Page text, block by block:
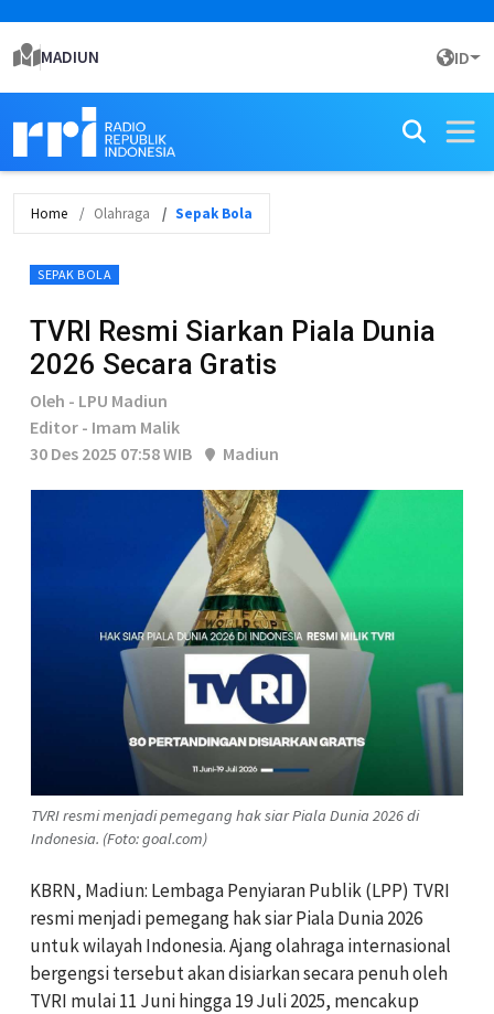
MADIUN ID
Home Olahraga Sepak Bola
SEPAK BOLA
TVRI Resmi Siarkan Piala Dunia
2026 Secara Gratis
Oleh - LPU Madiun
Editor - Imam Malik
30 Des 2025 07:58 WIB
Madiun
TVRI resmi menjadi pemegang hak siar Piala Dunia 2026 di
Indonesia. (Foto: goal.com)
KBRN, Madiun: Lembaga Penyiaran Publik (LPP) TVRI
resmi menjadi pemegang hak siar Piala Dunia 2026
untuk wilayah Indonesia. Ajang olahraga internasional
bergengsi tersebut akan disiarkan secara penuh oleh
TVRI mulai 11 Juni hingga 19 Juli 2025, mencakup